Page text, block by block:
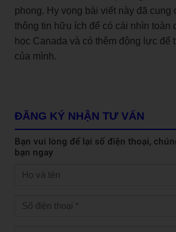
phong. Hy vọng bài viết này đã cung
thông tin hữu ích để có cái nhìn toàn
học Canada và có thêm động lực
của mình.
ĐĂNG KÝ NHẬN TƯ VẤN
Bạn vui lòng để lại số điện thoại,
bạn ngay